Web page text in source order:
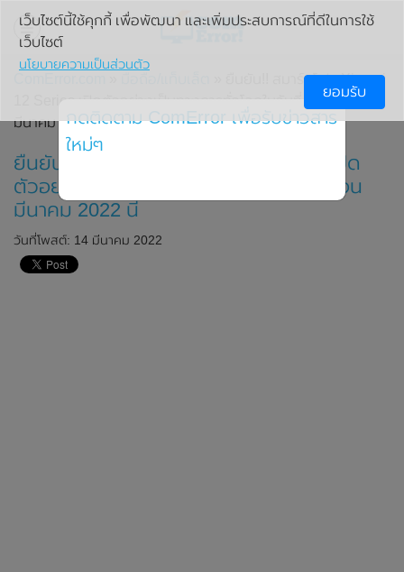
» ยืนยัน!! สมาร์ทโฟน Xiaomi
12 Series เปิดตัวอย่างเป็นทางการทั่วโลกในวันที่ 15 เดือน
มีนาคม 2022 นี้
ยืนยัน!! สมาร์ทโฟน Xiaomi 12 Series เปิด
ตัวอย่างเป็นทางการทั่วโลกในวันที่ 15 เดือน
มีนาคม 2022 นี้
วันที่โพสต์: 14 มีนาคม 2022
เว็บไซต์นี้ใช้คุกกี้ เพื่อพัฒนา และเพิ่มประสบการณ์ที่ดีในการใช้
เว็บไซต์
นโยบายความเป็นส่วนตัว
ยอมรับ
กดติดตาม ComError เพื่อรับข่าวสาร
ใหม่ๆ